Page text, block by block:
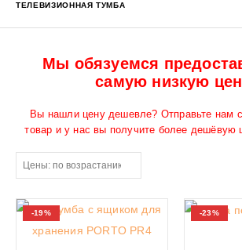
ТЕЛЕВИЗИОННАЯ ТУМБА
Мы обязуемся
самую низкую
Вы нашли цену дешевле? Отправьте нам
товар и у нас вы получите более дешёвую
-19% -23%